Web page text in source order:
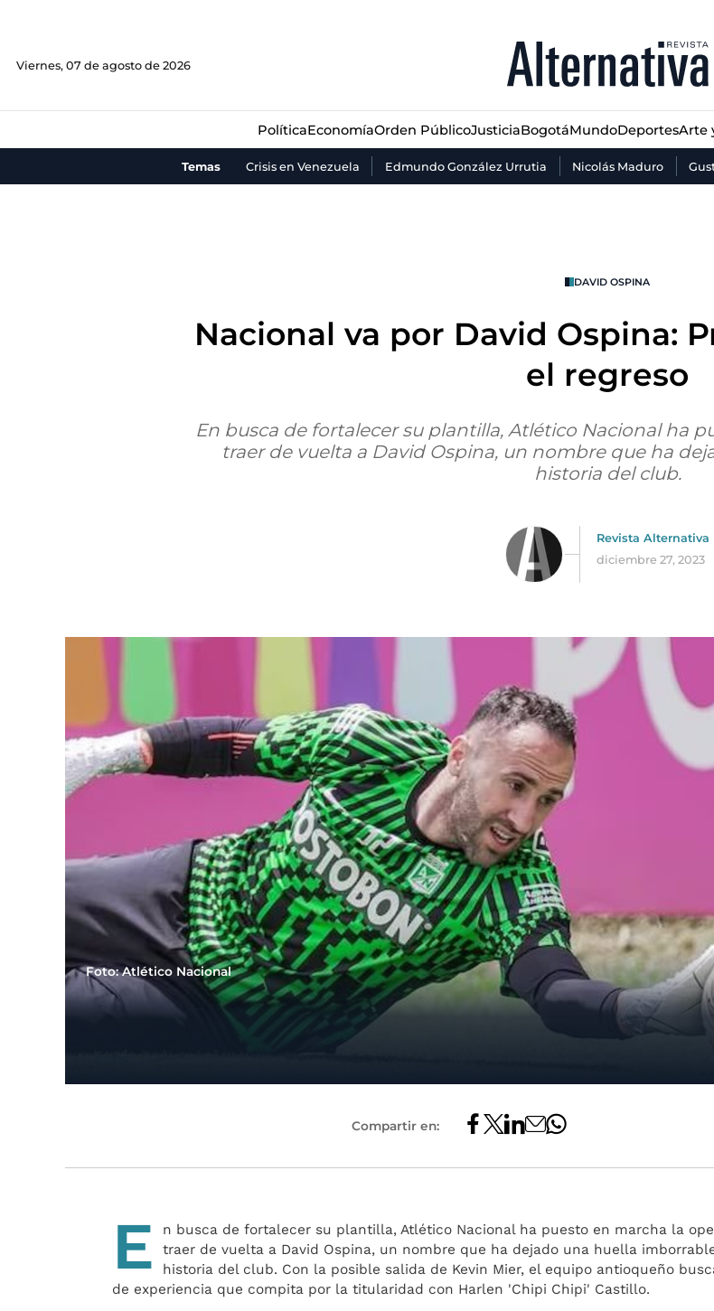
Viernes, 07 de agosto de 2026
PolíticaEconomíaOrden PúblicoJusticiaBogotáMundoDeportesArte
Temas Crisis en Venezuela Edmundo González Urrutia Nicolás Maduro
JusticiaBogotáMundo Deportes Arte
DAVID OSPINA
Nacional va por David Ospina:
el regreso
En busca de fortalecer su plantilla, Atlético Nacional ha
traer de vuelta a David Ospina, un nombre que ha
historia del club.
Revista Alternativa
diciembre 27, 2023
Foto: Atlético Nacional
Compartir en:
E
n busca de fortalecer su plantilla, Atlético Nacional ha puesto en marcha la
traer de vuelta a David Ospina, un nombre que ha dejado una huella
historia del club. Con la posible salida de Kevin Mier, el equipo antioqueño
de experiencia que compita por la titularidad con Harlen 'Chipi Chipi' Castillo.